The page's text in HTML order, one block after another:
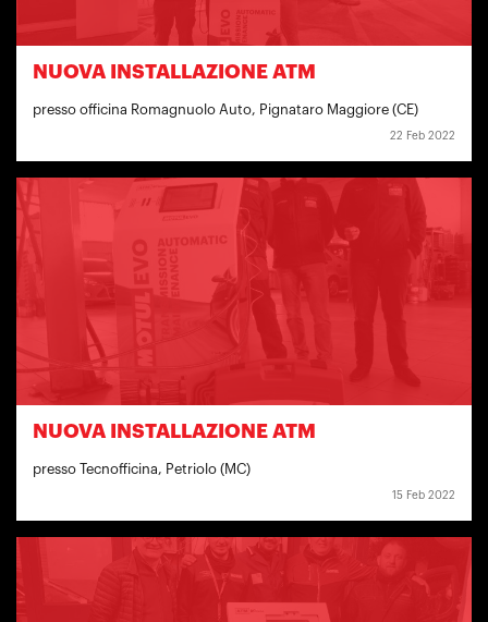
NUOVA INSTALLAZIONE ATM
presso officina Romagnuolo Auto, Pignataro Maggiore (CE)
22 Feb 2022
NUOVA INSTALLAZIONE ATM
presso Tecnofficina, Petriolo (MC)
15 Feb 2022